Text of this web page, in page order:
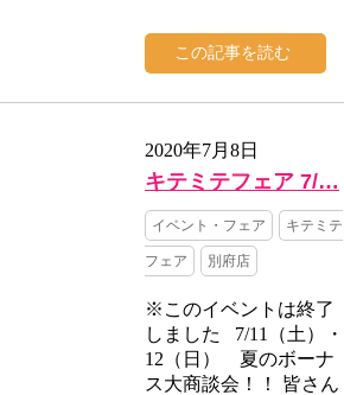
この記事を読む
2020年7月8日
キテミテフェア 7/…
イベント・フェア キテミテ
フェア 別府店
※このイベントは終了
しました 7/11（土）・
12（日） 夏のボーナ
ス大商談会！！ 皆さん